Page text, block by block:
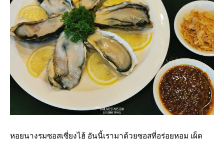
หอยนางรมซอสเซี่ยงไฮ้ อันนี้เรามาด้วยซอสที่อร่อยหอม เผ็ด